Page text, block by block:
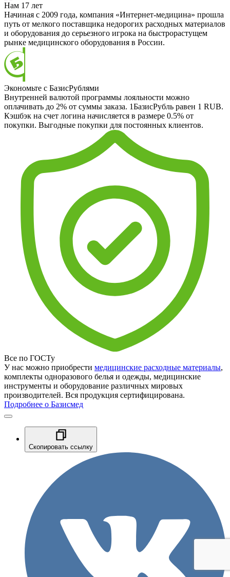
Нам 17 лет
Начиная с 2009 года, компания «Интернет-медицина» прошла
путь от мелкого поставщика недорогих расходных материалов
и оборудования до серьезного игрока на быстрорастущем
рынке медицинского оборудования в России.
Экономьте с БазисРублями
Внутренней валютой программы лояльности можно
оплачивать до 2% от суммы заказа. 1БазисРубль равен 1 RUB.
Кэшбэк на счет логина начисляется в размере 0.5% от
покупки. Выгодные покупки для постоянных клиентов.
Все по ГОСТу
У нас можно приобрести медицинские расходные материалы,
комплекты одноразового белья и одежды, медицинские
инструменты и оборудование различных мировых
производителей. Вся продукция сертифицирована.
Подробнее о Базисмед
Скопировать ссылку